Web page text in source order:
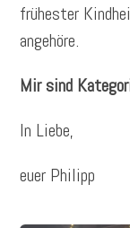
frühester
angehöre.
Mir sind
In Liebe,
euer Philipp